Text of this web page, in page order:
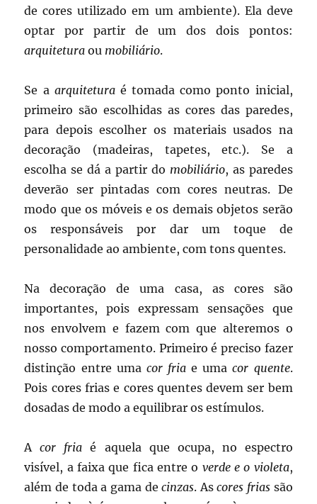
de cores utilizado em um ambiente). Ela deve
optar por partir de um dos dois pontos:
arquitetura ou mobiliário.
Se a arquiteturaé tomada como ponto inicial,
primeiro são escolhidas as cores das paredes,
para depois escolher os materiais usados na
decoração (madeiras, tapetes, etc.). Se a
escolha se dá a partir do mobiliário, as paredes
deverão ser pintadas com cores neutras. De
modo que os móveis e os demais objetos serão
os responsáveis por dar um toque de
personalidade ao ambiente, com tons quentes.
Na decoração de uma casa, as cores são
importantes, pois expressam sensações que
nos envolvem e fazem com que alteremos o
nosso comportamento. Primeiro é preciso fazer
distinção entre uma cor fria e umacor quente.
Pois cores frias e cores quentes devem ser bem
dosadas de modo a equilibrar os estímulos.
Acor fria é aquela que ocupa, no espectro
visível, a faixa que fica entre o verde e o violeta,
além de toda a gama decinzas. Ascores friassão